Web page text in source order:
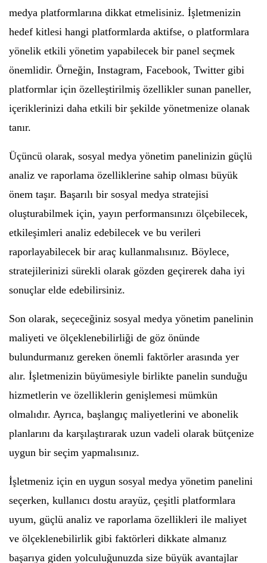
medya platformlarına dikkat etmelisiniz. İşletmenizin
hedef kitlesi hangi platformlarda aktifse, o platformlara
yönelik etkili yönetim yapabilecek bir panel seçmek
önemlidir. Örneğin, Instagram, Facebook, Twitter gibi
platformlar için özelleştirilmiş özellikler sunan paneller,
içeriklerinizi daha etkili bir şekilde yönetmenize olanak
tanır.
Üçüncü olarak, sosyal medya yönetim panelinizin güçlü
analiz ve raporlama özelliklerine sahip olması büyük
önem taşır. Başarılı bir sosyal medya stratejisi
oluşturabilmek için, yayın performansınızı ölçebilecek,
etkileşimleri analiz edebilecek ve bu verileri
raporlayabilecek bir araç kullanmalısınız. Böylece,
stratejilerinizi sürekli olarak gözden geçirerek daha iyi
sonuçlar elde edebilirsiniz.
Son olarak, seçeceğiniz sosyal medya yönetim panelinin
maliyeti ve ölçeklenebilirliği de göz önünde
bulundurmanız gereken önemli faktörler arasında yer
alır. İşletmenizin büyümesiyle birlikte panelin sunduğu
hizmetlerin ve özelliklerin genişlemesi mümkün
olmalıdır. Ayrıca, başlangıç maliyetlerini ve abonelik
planlarını da karşılaştırarak uzun vadeli olarak bütçenize
uygun bir seçim yapmalısınız.
İşletmeniz için en uygun sosyal medya yönetim panelini
seçerken, kullanıcı dostu arayüz, çeşitli platformlara
uyum, güçlü analiz ve raporlama özellikleri ile maliyet
ve ölçeklenebilirlik gibi faktörleri dikkate almanız
başarıya giden yolculuğunuzda size büyük avantajlar